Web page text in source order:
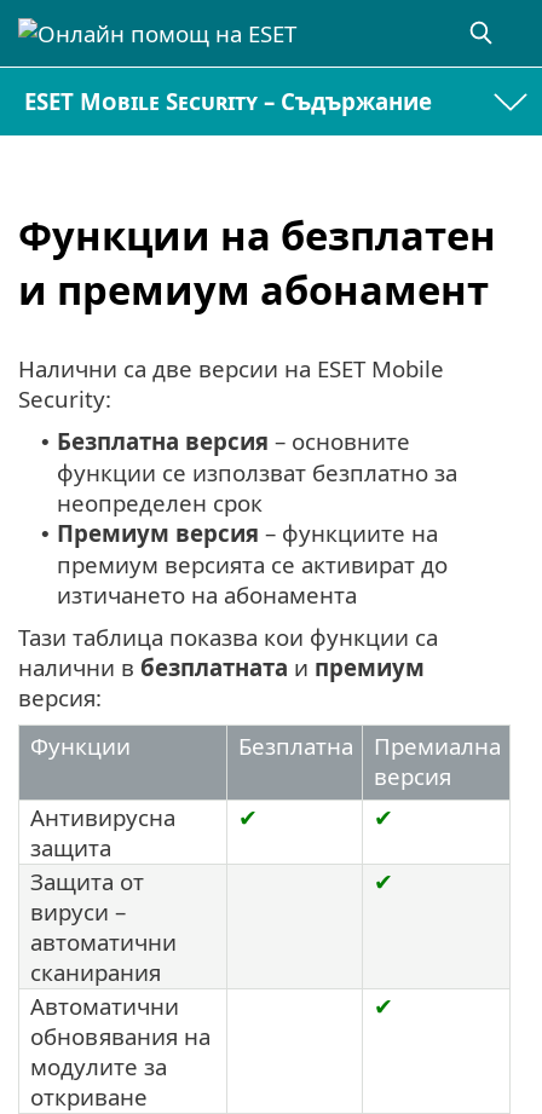
ESET Mobile Security – Съдържание
Функции на безплатен
и премиум абонамент
Налични са две версии на ESET Mobile
Security:
• Безплатна версия – основните
функции се използват безплатно за
неопределен срок
• Премиум версия – функциите на
премиум версията се активират до
изтичането на абонамента
Тази таблица показва кои функции са
налични в безплатната и премиум
версия:
Функции
Безплатна
Премиална
версия
Антивирусна
защита
✔ ✔
Защита от
вируси –
автоматични
сканирания
✔
Автоматични
обновявания на
модулите за
откриване
✔